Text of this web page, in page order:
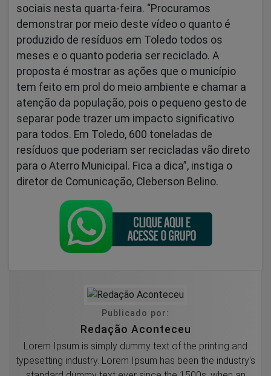
sociais nesta quarta-feira. “Procuramos
demonstrar por meio deste vídeo o quanto é
produzido de resíduos em Toledo todos os
meses e o quanto poderia ser reciclado. A
proposta é mostrar as ações que o município
tem feito em prol do meio ambiente e chamar a
atenção da população, pois o pequeno gesto de
separar pode trazer um impacto significativo
para todos. Em Toledo, 600 toneladas de
resíduos que poderiam ser recicladas vão direto
para o Aterro Municipal. Fica a dica”, instiga o
diretor de Comunicação, Cleberson Belino.
Publicado por:
Redação Aconteceu
Lorem Ipsum is simply dummy text of the printing and
typesetting industry. Lorem Ipsum has been the industry's